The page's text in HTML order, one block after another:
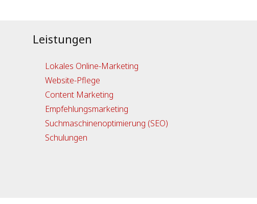
Leistungen
Lokales Online-Marketing
Website-Pflege
Content Marketing
Empfehlungsmarketing
Suchmaschinenoptimierung (SEO)
Schulungen